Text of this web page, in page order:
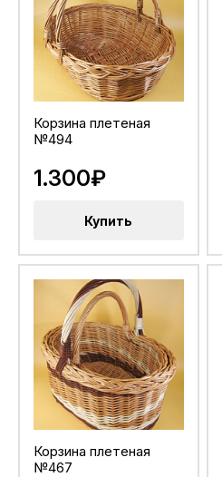
Корзина плетеная
№494
1.300₽
Купить
Корзина плетеная
№467